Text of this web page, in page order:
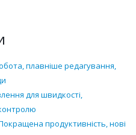
плавніше редагування,
для швидкості,
продуктивність, нові